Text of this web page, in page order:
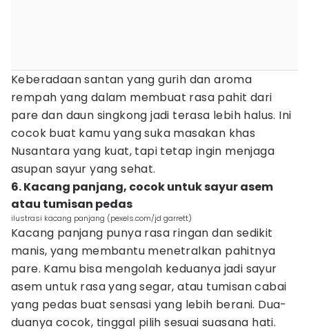
Keberadaan santan yang gurih dan aroma
rempah yang dalam membuat rasa pahit dari
pare dan daun singkong jadi terasa lebih halus. Ini
cocok buat kamu yang suka masakan khas
Nusantara yang kuat, tapi tetap ingin menjaga
asupan sayur yang sehat.
6. Kacang panjang, cocok untuk sayur asem
atau tumisan pedas
ilustrasi kacang panjang (pexels.com/jd garrett)
Kacang panjang punya rasa ringan dan sedikit
manis, yang membantu menetralkan pahitnya
pare. Kamu bisa mengolah keduanya jadi sayur
asem untuk rasa yang segar, atau tumisan cabai
yang pedas buat sensasi yang lebih berani. Dua-
duanya cocok, tinggal pilih sesuai suasana hati.